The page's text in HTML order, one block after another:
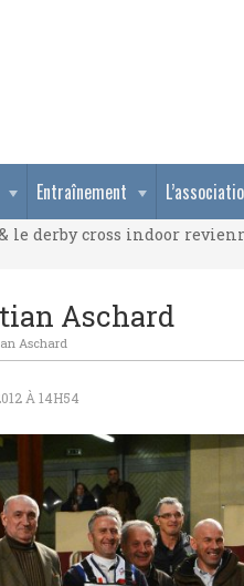
Entraînement
le derby cross indoor
le derby cross indoor
Aschard
Aschard
À 14H54